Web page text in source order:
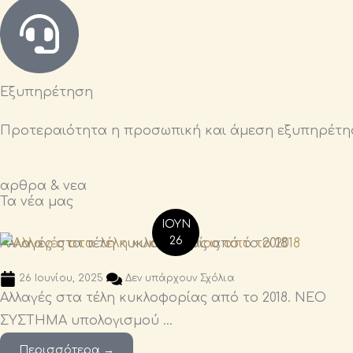
Εξυπηρέτηση
Προτεραιότητα η προσωπική και άμεση
αρθρα & νεα
Τα νέα μας
ΙΟΎΝ
26
Αλλαγές στα τέλη κυκλοφορίας από το 2018
26 Ιουνίου, 2025 Δεν υπάρχουν Σχόλια
Αλλαγές στα τέλη κυκλοφορίας από το 2018. ΝΕΟ
ΣΥΣΤΗΜΑ υπολογισμού ...
Περισσότερα →